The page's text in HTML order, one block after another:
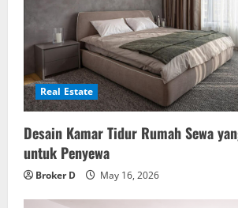
Real Estate
Desain Kamar Tidur Rumah Sewa
untuk Penyewa
Broker D May 16, 2026